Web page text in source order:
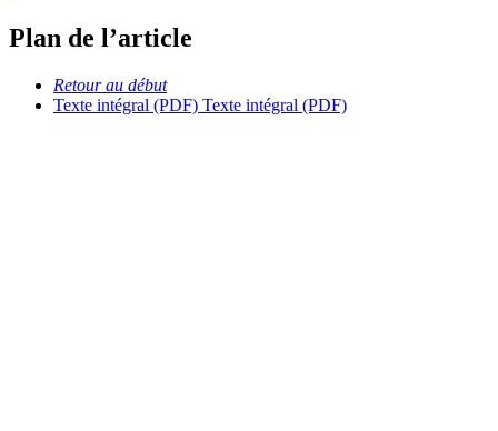
Plan de l’article
Retour au début
Texte intégral (PDF) Texte intégral (PDF)